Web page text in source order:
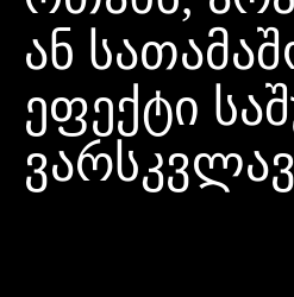
ან
ეფექტი